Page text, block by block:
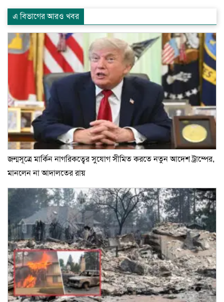
এ বিভাগের আরও খবর
জন্মসূত্রে মার্কিন নাগরিকত্বের সুযোগ সীমিত করতে নতুন আদেশ ট্রাম্পের,
মানলেন না আদালতের রায়